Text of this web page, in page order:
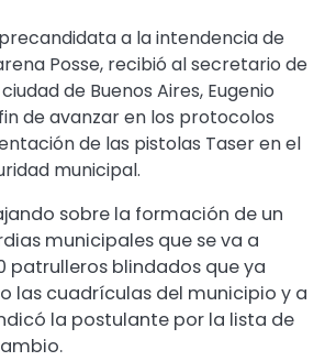
a la intendencia de
Posse, recibió al secretario de
de Buenos Aires, Eugenio
de avanzar en los protocolos
de las pistolas Taser en el
municipal.
sobre la formación de un
municipales que se va a
patrulleros blindados que ya
las cuadrículas del municipio y a
la postulante por la lista de